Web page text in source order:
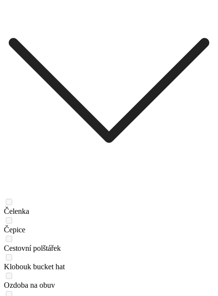
Čelenka
Čepice
Cestovní polštářek
Klobouk bucket hat
Ozdoba na obuv